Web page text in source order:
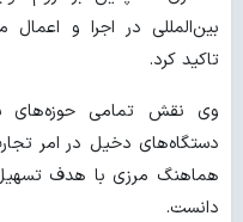
بین‌المللی در اجرا و
تاکید کرد.
وی نقش تمامی حوزه‌های
دستگاه‌های دخیل در امر
هماهنگ مرزی با هدف
دانست.